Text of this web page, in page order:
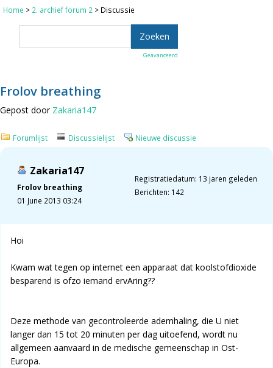
Home > 2. archief forum 2 > Discussie
Geavanceerd
Frolov breathing
Gepost door Zakaria147
Forumlijst Discussielijst Nieuwe discussie
Zakaria147
Frolov breathing
01 June 2013 03:24
Registratiedatum: 13 jaren geleden
Berichten: 142
Hoi
Kwam wat tegen op internet een apparaat dat koolstofdioxide
besparend is ofzo iemand ervAring??
Deze methode van gecontroleerde ademhaling, die U niet
langer dan 15 tot 20 minuten per dag uitoefend, wordt nu
allgemeen aanvaard in de medische gemeenschap in Ost-
Europa.